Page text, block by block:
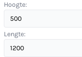
Hoogte:
Lengte: